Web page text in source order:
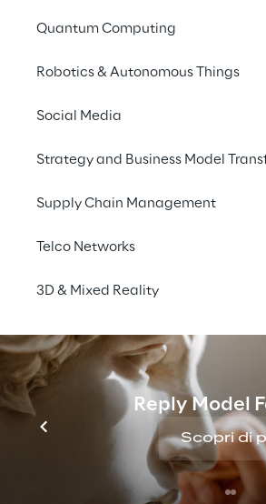
Quantum Computing
Robotics & Autonomous Things
Social Media
Strategy and Business Model
Supply Chain Management
Telco Networks
3D & Mixed Reality
Reply Model
Scopri di